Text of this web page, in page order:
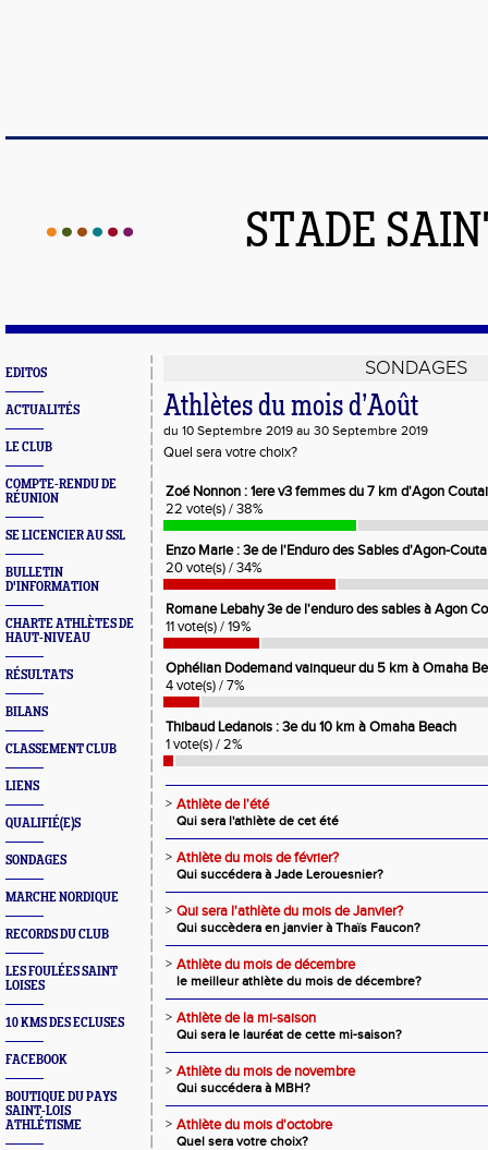
STADE
EDITOS
ACTUALITÉS
LE CLUB
COMPTE-RENDU DE
RÉUNION
SE LICENCIER AU SSL
BULLETIN
D'INFORMATION
CHARTE ATHLÈTES DE
HAUT-NIVEAU
RÉSULTATS
BILANS
CLASSEMENT CLUB
LIENS
QUALIFIÉ(E)S
SONDAGES
MARCHE NORDIQUE
RECORDS DU CLUB
LES FOULÉES SAINT
LOISES
10 KMS DES ECLUSES
FACEBOOK
BOUTIQUE DU PAYS
SAINT-LOIS
ATHLÉTISME
SONDAGES
Athlètes du mois d’Août
du 10 Septembre 2019 au 30 Septembre 2019
Quel sera votre choix?
Zoé Nonnon : 1ere v3 femmes du 7 km d'Agon
22 vote(s) / 38%
Enzo Marie : 3e de l'Enduro des Sables d'Agon-
20 vote(s) / 34%
Romane Lebahy 3e de l'enduro des sables à Agon
11 vote(s) / 19%
Ophélian Dodemand vainqueur du 5 km à Omaha
4 vote(s) / 7%
Thibaud Ledanois : 3e du 10 km à Omaha Beach
1 vote(s) / 2%
> Athlète de l'été
Qui sera l'athlète de cet été
> Athlète du mois de février?
Qui succédera à Jade Lerouesnier?
> Qui sera l'athlète du mois de Janvier?
Qui succèdera en janvier à Thaïs Faucon?
> Athlète du mois de décembre
le meilleur athlète du mois de décembre?
> Athlète de la mi-saison
Qui sera le lauréat de cette mi-saison?
> Athlète du mois de novembre
Qui succédera à MBH?
> Athlète du mois d'octobre
Quel sera votre choix?